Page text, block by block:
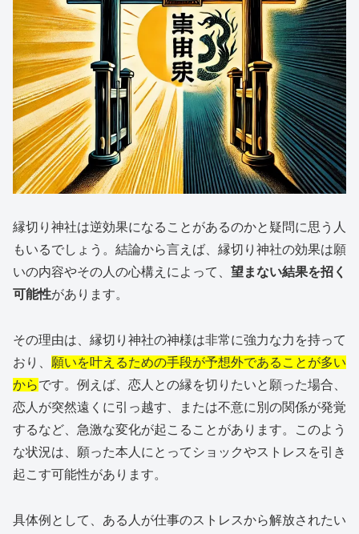
縁切り神社は逆効果になることがあるのかと疑問に思う人
もいるでしょう。結論から言えば、縁切り神社の効果は願
いの内容やその人の心構えによって、 望まない結果を招く
可能性があります。
その理由は、縁切り神社の神様は非常に強力な力を持って
おり、 願いを叶えるための手段が予想外であることが多い
からです。例えば、恋人との縁を切りたいと願った場合、
恋人が突然遠くに引っ越す、または不意に別の関係が発覚
するなど、急激な変化が起こることがあります。このよう
な状況は、願った本人にとってショックやストレスを引き
起こす可能性があります。
具体例として、ある人が仕事のストレスから解放されたい